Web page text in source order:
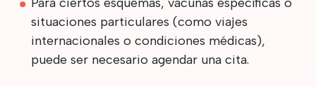
situaciones particulares (como viajes
internacionales o condiciones médicas),
puede ser necesario agendar una cita.